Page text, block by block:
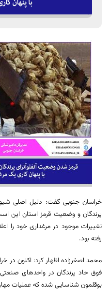
خراسان جنوبی گفت: دلیل اصلی
تغییرات موجود در مرغداری خود را
رفته بود.
محمد اصغرزاده اظهار کرد: اکنون در
فوق حاد پرندگان در واحدهای
بوقلمون شناسایی شده که عملیات